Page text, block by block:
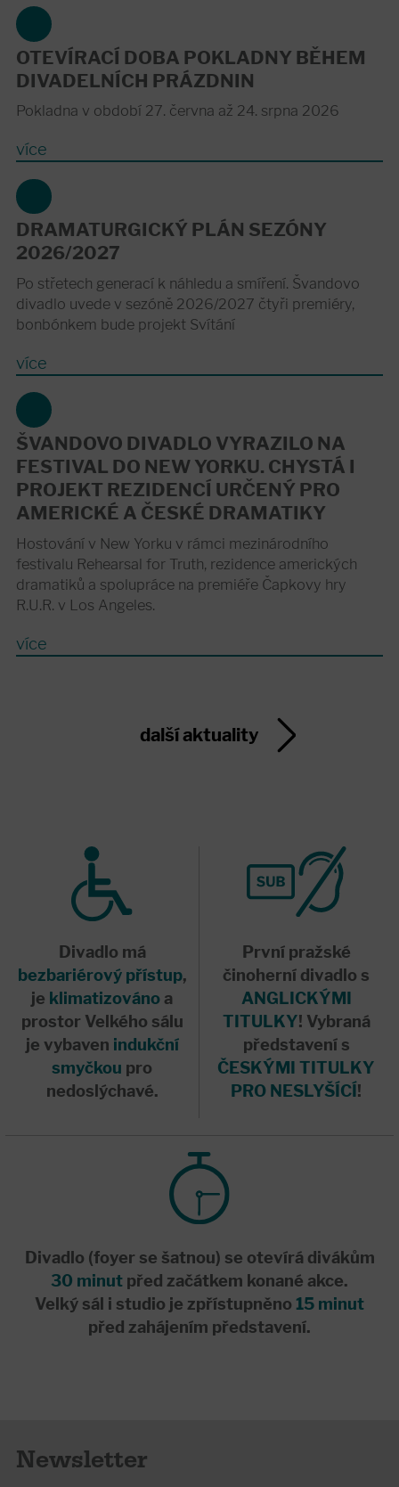
OTEVÍRACÍ DOBA POKLADNY BĚHEM
DIVADELNÍCH PRÁZDNIN
Pokladna v období 27. června až 24. srpna 2026
více
DRAMATURGICKÝ PLÁN SEZÓNY
2026/2027
Po střetech generací k náhledu a smíření. Švandovo
divadlo uvede v sezóně 2026/2027 čtyři premiéry,
bonbónkem bude projekt Svítání
více
ŠVANDOVO DIVADLO VYRAZILO NA
FESTIVAL DO NEW YORKU. CHYSTÁ I
PROJEKT REZIDENCÍ URČENÝ PRO
AMERICKÉ A ČESKÉ DRAMATIKY
Hostování v New Yorku v rámci mezinárodního
festivalu Rehearsal for Truth, rezidence amerických
dramatiků a spolupráce na premiéře Čapkovy hry
R.U.R. v Los Angeles.
více
další aktuality
Divadlo má
bezbariérový přístup,
je klimatizováno a
prostor Velkého sálu
je vybaven indukční
smyčkou pro
nedoslýchavé.
První pražské
činoherní divadlo s
ANGLICKÝMI
TITULKY! Vybraná
představení s
ČESKÝMI TITULKY
PRO NESLYŠÍCÍ!
Divadlo (foyer se šatnou) se otevírá divákům
30 minut před začátkem konané akce.
Velký sál i studio je zpřístupněno 15 minut
před zahájením představení.
Newsletter